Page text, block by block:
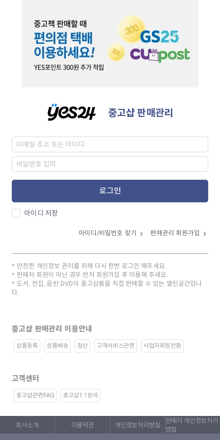
중고샵 판매관리
로그인
아이디 저장
아이디/비밀번호 찾기 판매관리 회원가입
안전한 개인정보 관리를 위해 다시 한번 로그인 해주세요.
판매자 회원이 아닌 경우 먼저 회원가입 후 이용해 주세요.
도서, 전집, 음반 DVD의 중고상품을 직접 판매할 수 있는 열린공간입니
다.
중고샵 판매관리 이용안내
상품등록 상품배송 정산 고객서비스관련 사업자회원전환
고객센터
중고샵관련FAQ 중고샵1:1문의
회사소개 이용약관 개인정보처리방침
판매자 개인정보처리
방침